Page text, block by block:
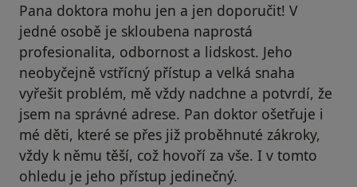
Pana doktora mohu jen a jen doporučit! V
jedné osobě je skloubena naprostá
profesionalita, odbornost a lidskost. Jeho
neobyčejně vstřícný přístup a velká snaha
vyřešit problém, mě vždy nadchne a potvrdí, že
jsem na správné adrese. Pan doktor ošetřuje i
mé děti, které se přes již proběhnuté zákroky,
vždy k němu těší, což hovoří za vše. I v tomto
ohledu je jeho přístup jedinečný.